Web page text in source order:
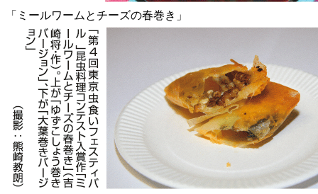
「ミールワームとチーズの春巻き」